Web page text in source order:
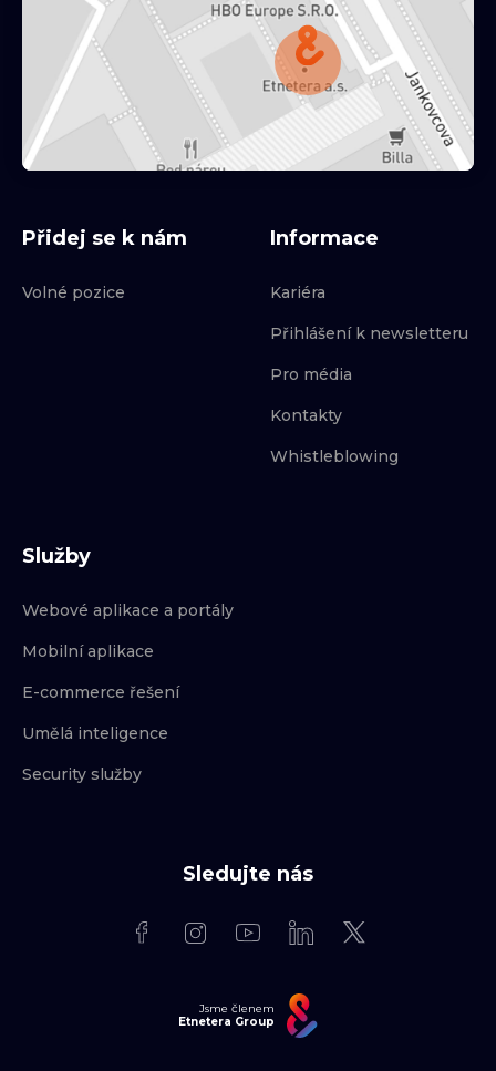
Služby
Webové aplikace a portály
Mobilní aplikace
E-commerce řešení
Umělá inteligence
Security služby
Přidej se k nám
Volné pozice
Informace
Kariéra
Přihlášení k newsletteru
Pro média
Kontakty
Whistleblowing
Sledujte nás
Jsme členem
Etnetera Group